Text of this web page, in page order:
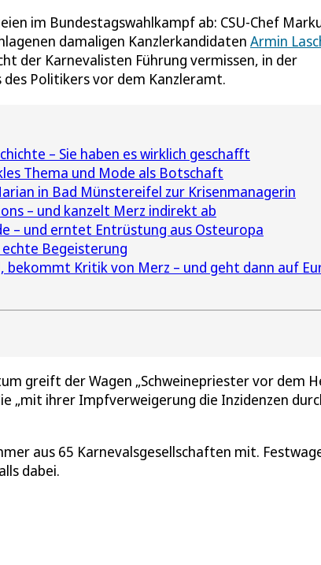
im Bundestagswahlkampf ab: CSU-Chef
damaligen Kanzlerkandidaten Armin
der Karnevalisten Führung vermissen, in der
Politikers vor dem Kanzleramt.
– Sie haben es wirklich geschafft
Thema und Mode als Botschaft
in Bad Münstereifel zur Krisenmanagerin
– und kanzelt Merz indirekt ab
– und erntet Entrüstung aus Osteuropa
Begeisterung
Kritik von Merz – und geht dann auf
greift der Wagen „Schweinepriester vor dem
„mit ihrer Impfverweigerung die Inzidenzen
aus 65 Karnevalsgesellschaften mit.
dabei.